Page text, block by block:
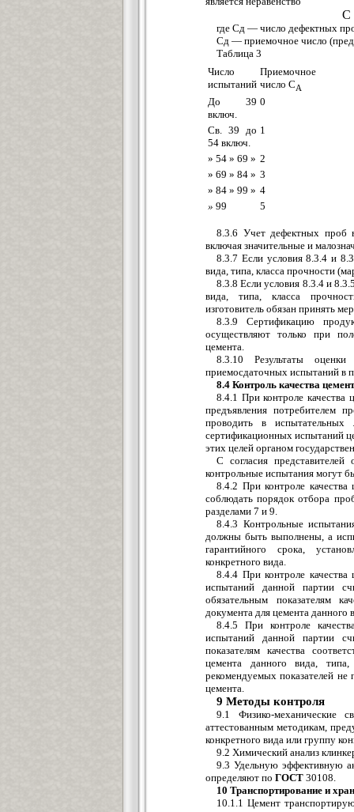
С
где Сд — число дефектных
Сд — приемочное число
Таблица 3
Число
испытаний
Приемочное
число СА
До 39
включ.
0
Св. 39 до
54 включ.
1
» 54 » 69 » 2
» 69 » 84 » 3
» 84 » 99 » 4
» 99 5
8.3.6 Учет дефектных проб
включая значительные и
8.3.7 Если условия 8.3.4 и
вида, типа, класса прочности
8.3.8 Если условия 8.3.4 и
вида, типа, класса
изготовитель обязан принять
8.3.9 Сертификацию
осуществляют только при
цемента.
8.3.10 Результаты
приемосдаточных испытаний в
8.4 Контроль качества
8.4.1 При контроле качества
предъявления потребителем
проводить в испытательных
сертификационных испытаний
этих целей органом
С согласия
контрольные испытания могут
8.4.2 При контроле качества
соблюдать порядок отбора
разделами 7 и 9.
8.4.3 Контрольные
должны быть выполнены, а
гарантийного срока,
конкретного вида.
8.4.4 При контроле качества
испытаний данной партии
обязательным показателям
документа для цемента данного
8.4.5 При контроле
испытаний данной партии
показателям качества
цемента данного вида,
рекомендуемых показателей не
цемента.
9 Методы контроля
9.1 Физико-механические
аттестованным методикам,
конкретного вида или группу
9.2 Химический анализ
9.3 Удельную эффективную
определяют по ГОСТ 30108.
10 Транспортирование и
10.1.1 Цемент